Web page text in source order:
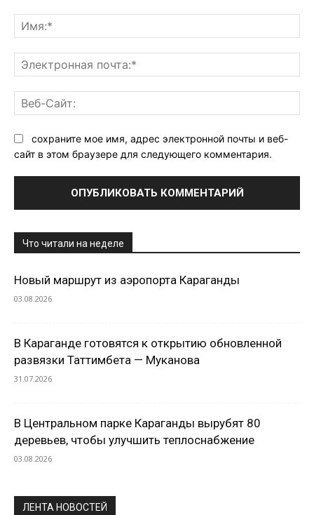
сохраните мое имя, адрес электронной почты и веб-
сайт в этом браузере для следующего комментария.
Что читали на неделе
Новый маршрут из аэропорта Караганды
03.08.2026
В Караганде готовятся к открытию обновленной
развязки Таттимбета — Муканова
31.07.2026
В Центральном парке Караганды вырубят 80
деревьев, чтобы улучшить теплоснабжение
03.08.2026
ЛЕНТА НОВОСТЕЙ